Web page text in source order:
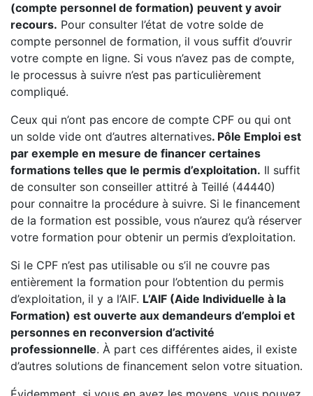
(compte personnel de formation) peuvent y avoir
recours. Pour consulter l’état de votre solde de
compte personnel de formation, il vous suffit d’ouvrir
votre compte en ligne. Si vous n’avez pas de compte,
le processus à suivre n’est pas particulièrement
compliqué.
Ceux qui n’ont pas encore de compte CPF ou qui ont
un solde vide ont d’autres alternatives. Pôle Emploi est
par exemple en mesure de financer certaines
formations telles que le permis d’exploitation. Il suffit
de consulter son conseiller attitré à Teillé (44440)
pour connaitre la procédure à suivre. Si le financement
de la formation est possible, vous n’aurez qu’à réserver
votre formation pour obtenir un permis d’exploitation.
Si le CPF n’est pas utilisable ou s’il ne couvre pas
entièrement la formation pour l’obtention du permis
d’exploitation, il y a l’AIF. L’AIF (Aide Individuelle à la
Formation) est ouverte aux demandeurs d’emploi et
personnes en reconversion d’activité
professionnelle. À part ces différentes aides, il existe
d’autres solutions de financement selon votre situation.